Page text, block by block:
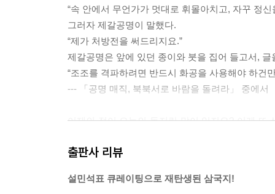
“속 안에서 무언가가 멋대로 휘몰아치고, 자꾸 정신
그러자 제갈공명이 말했다.
“제가 처방전을 써드리지요.”
제갈공명은 앞에 있던 종이와 붓을 집어 들고서, 글
“조조를 격파하려면 반드시 화공을 사용해야 하건
--- 「공명 매직, 북북서로 바람을 돌려라」 중에서
어제의 적이 오늘의 동지란 말이 있지요? 이게 또
들여 자신을 보호할 때 흔히 쓰는 외교 전략이기
에 목이 날아갈 거라 판단했거든요. 은혜를 원수
출판사 리뷰
설민석표 큐레이팅으로 재탄생된 삼국지!